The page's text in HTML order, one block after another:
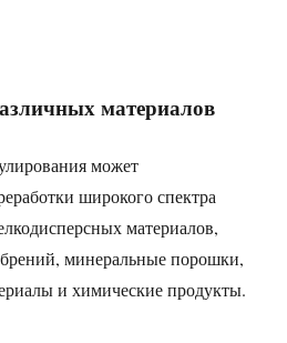
материалов
может
широкого спектра
материалов,
минеральные порошки,
и химические продукты.